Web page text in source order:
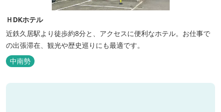
ＨDKホテル
近鉄久居駅より徒歩約8分と、アクセスに便利なホテル。お仕事で
の出張滞在、観光や歴史巡りにも最適です。
中南勢